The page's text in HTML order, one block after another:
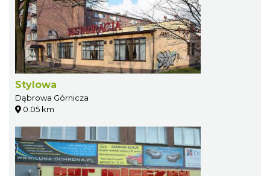
Stylowa
Dąbrowa Górnicza
0.05 km